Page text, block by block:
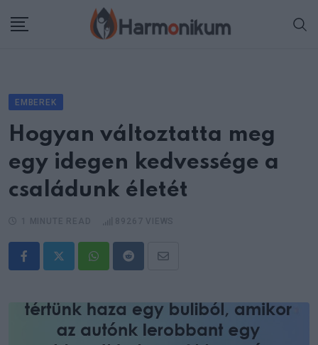
EMBEREK
Hogyan változtatta meg
egy idegen kedvessége a
családunk életét
WhatsappRedditShare
Email